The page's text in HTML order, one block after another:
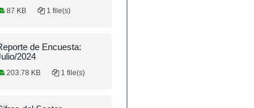
87 KB 1 file(s)
de Encuesta:
2024
203.78 KB 1 file(s)